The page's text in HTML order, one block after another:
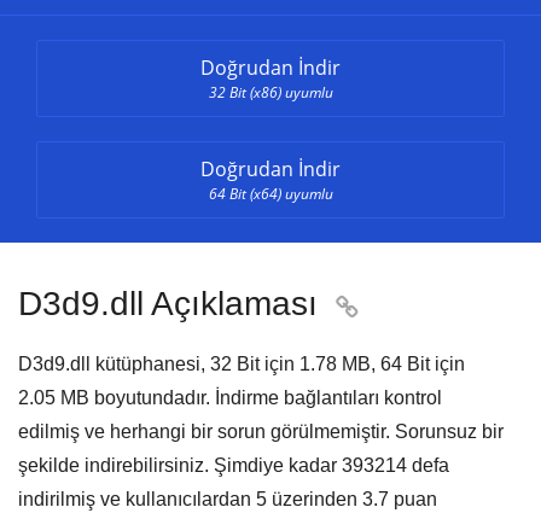
Doğrudan İndir
32 Bit (x86) uyumlu
Doğrudan İndir
64 Bit (x64) uyumlu
D3d9.dll Açıklaması 
D3d9.dll kütüphanesi, 32 Bit için 1.78 MB, 64 Bit için
2.05 MB boyutundadır. İndirme bağlantıları kontrol
edilmiş ve herhangi bir sorun görülmemiştir. Sorunsuz bir
şekilde indirebilirsiniz. Şimdiye kadar 393214 defa
indirilmiş ve kullanıcılardan 5 üzerinden 3.7 puan